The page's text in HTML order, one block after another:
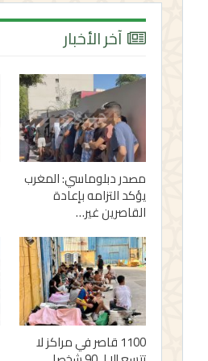
آخر الأخبار
مصدر دبلوماسي: المغرب
يؤكد التزامه بإعادة
القاصرين غير…
1100 قاصر في مراكز لا